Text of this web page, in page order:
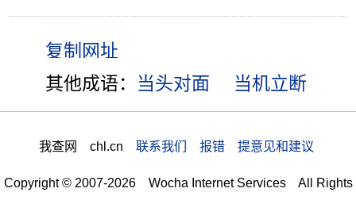
其他成语： 当头对面 当机立断
我查网 chl.cn 联系我们 报错 提意见和建议
Copyright © 2007-2026 Wocha Internet Services All Rights